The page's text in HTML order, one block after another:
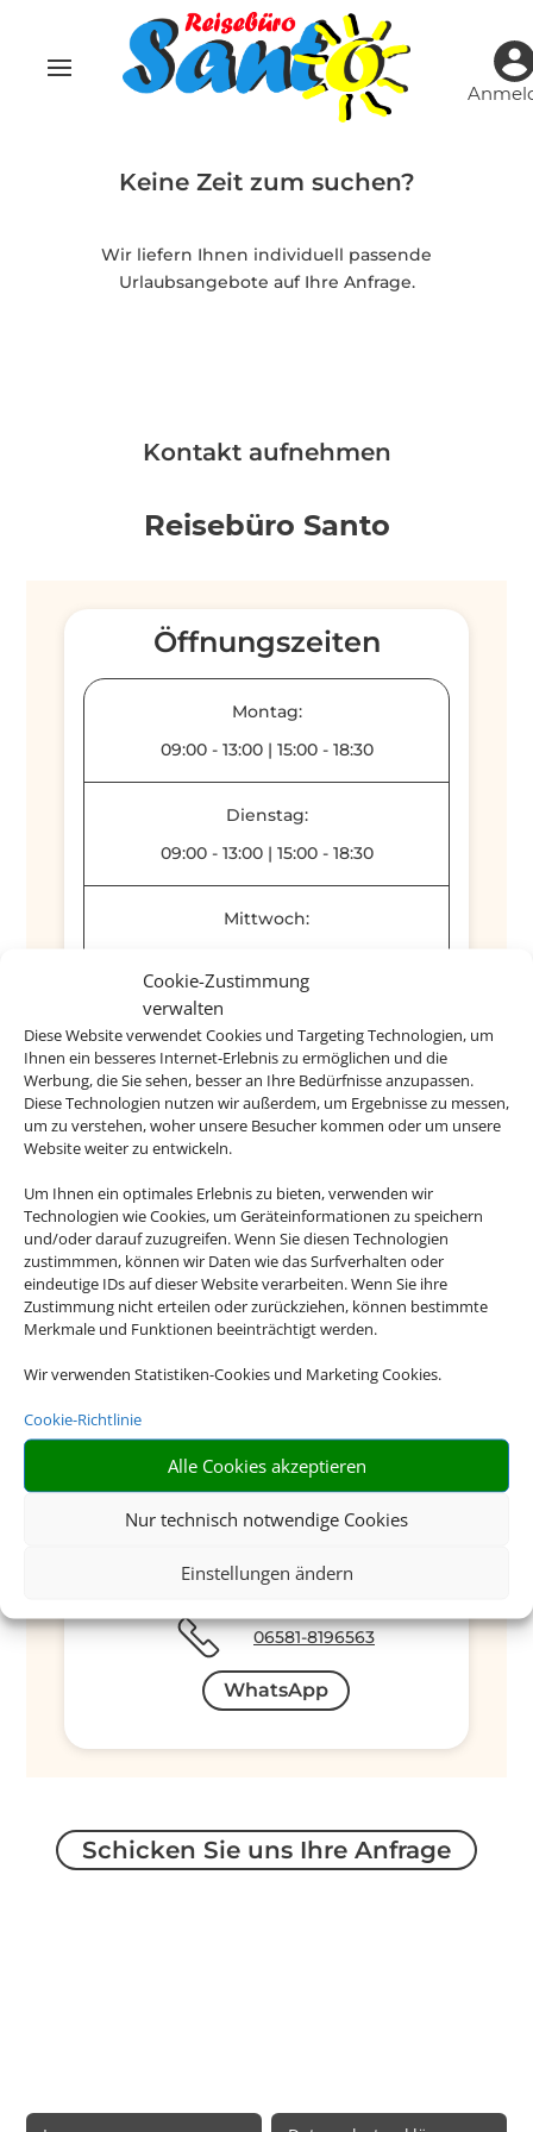
Cookie-Zustimmung
verwalten
Diese Website verwendet Cookies und Targeting Technologien, um
Ihnen ein besseres Internet-Erlebnis zu ermöglichen und die
Werbung, die Sie sehen, besser an Ihre Bedürfnisse anzupassen.
Diese Technologien nutzen wir außerdem, um Ergebnisse zu messen,
um zu verstehen, woher unsere Besucher kommen oder um unsere
Website weiter zu entwickeln.
Um Ihnen ein optimales Erlebnis zu bieten, verwenden wir
Technologien wie Cookies, um Geräteinformationen zu speichern
und/oder darauf zuzugreifen. Wenn Sie diesen Technologien
zustimmmen, können wir Daten wie das Surfverhalten oder
eindeutige IDs auf dieser Website verarbeiten. Wenn Sie ihre
Zustimmung nicht erteilen oder zurückziehen, können bestimmte
Merkmale und Funktionen beeinträchtigt werden.
Wir verwenden Statistiken-Cookies und Marketing Cookies.
Cookie-Richtlinie
Alle Cookies akzeptieren
Nur technisch notwendige Cookies
Einstellungen ändern
Keine Zeit zum suchen?
Wir liefern Ihnen individuell passende
Urlaubsangebote auf Ihre Anfrage.
Kontakt aufnehmen
Reisebüro Santo
Öffnungszeiten
Montag:
09:00- 13:00| 15:00- 18:30
Dienstag:
09:00- 13:00| 15:00- 18:30
Mittwoch:
09:00-13:00|15:00-18:30
Freitag:
Samstag:
09:00-14:00
Montag bis Samstag bis 20:00 Uhr
Vereinbarung
Irscher Str. 38C
D-54439 Saarburg
info@reisebuero-santo.de
06581-8196563
WhatsApp
Schicken Sie uns Ihre Anfrage